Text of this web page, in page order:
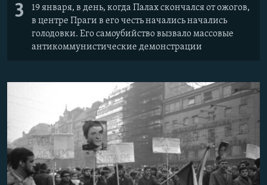
3
19 января, в день, когда Палах скончался от ожогов,
в центре Праги в его честь начались начались
голодовки. Его самоубийство вызвало массовые
антикоммунистические демонстрации